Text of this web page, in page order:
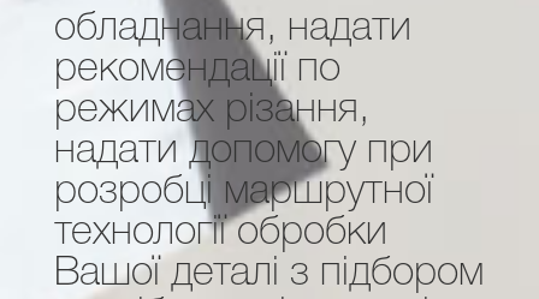
обладнання, надати
рекомендації по
режимах різання,
надати допомогу при
розробці маршрутної
технології обробки
Вашої деталі з підбором